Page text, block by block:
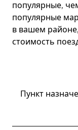
популярные,
популярные
в вашем
стоимость
Пункт